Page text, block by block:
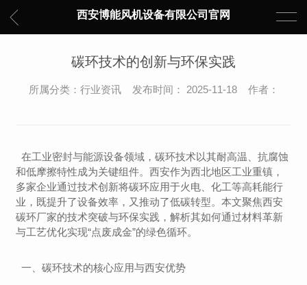
西安博能风机设备有限公司官网
碳环技术的创新与环保实践
所属分类：行业资讯 发布时间： 2025-11-18 作者：
在工业密封与能源设备领域，碳环技术以其耐高温、抗腐蚀
和低摩擦特性成为关键组件。西安作为西北地区工业重镇，
多家企业通过技术创新将碳环应用于火电、化工等高耗能行
业，既提升了设备效率，又推动了低碳转型。本文聚焦西安
碳环厂家的技术突破与环保实践，解析其如何通过材料革新
与工艺优化实现“点废成金”的绿色循环。
一、碳环技术的核心应用与西安优势